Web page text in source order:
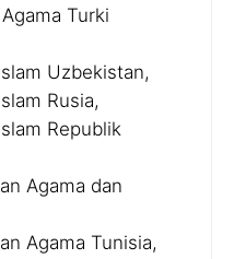
Turki
Uzbekistan,
Rusia,
Republik
Agama dan
Agama Tunisia,